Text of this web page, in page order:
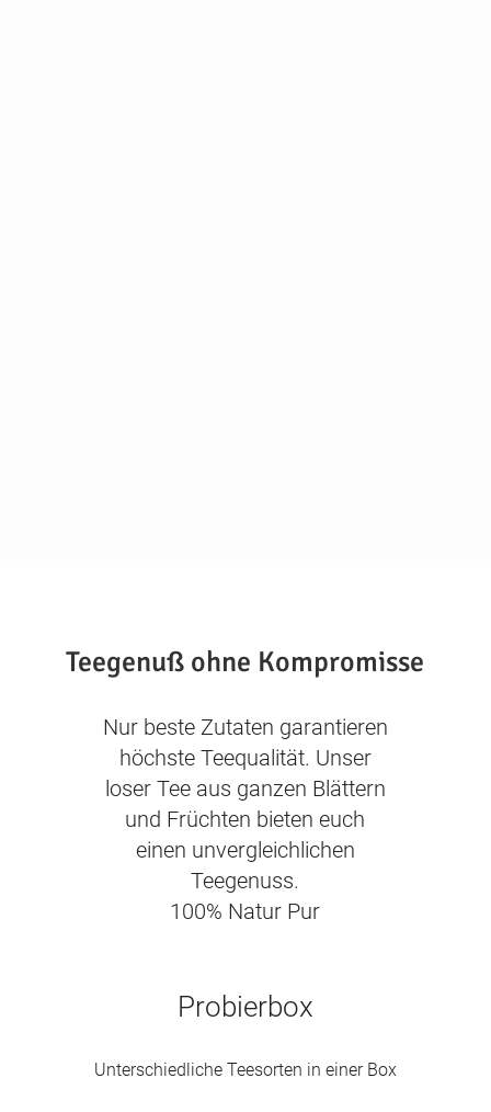
Teegenuß ohne Kompromisse
Nur beste Zutaten garantieren
höchste Teequalität. Unser
loser Tee aus ganzen Blättern
und Früchten bieten euch
einen unvergleichlichen
Teegenuss.
100% Natur Pur
Probierbox
Unterschiedliche Teesorten in einer Box